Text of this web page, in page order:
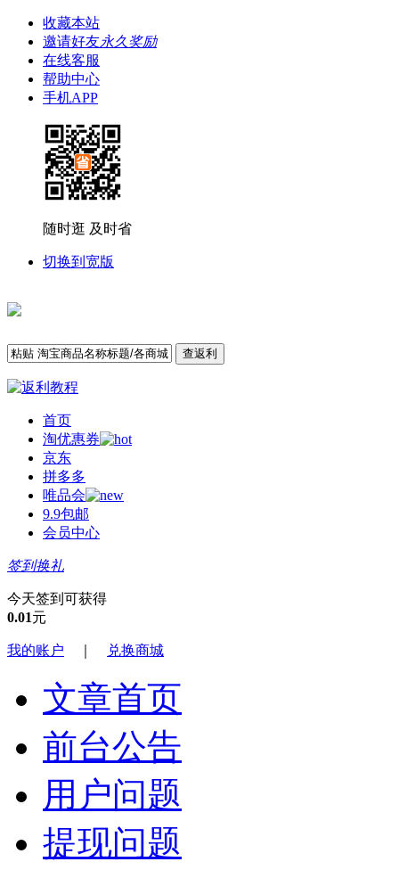
收藏本站
邀请好友永久奖励
在线客服
帮助中心
手机APP
随时逛 及时省
切换到宽版
查返利
首页
淘优惠券
京东
拼多多
唯品会
9.9包邮
会员中心
签到换礼
今天签到可获得
0.01元
我的账户 兑换商城
文章首页
前台公告
用户问题
提现问题